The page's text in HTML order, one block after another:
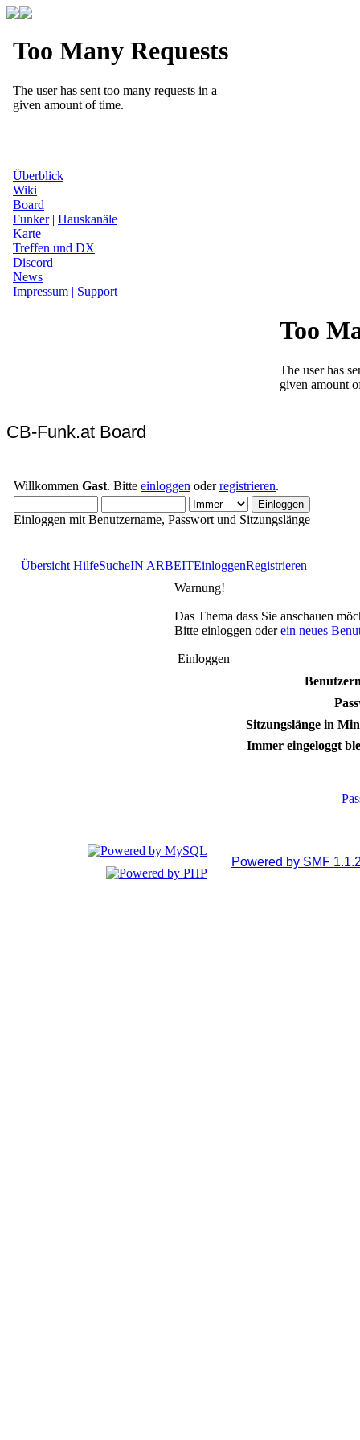
Überblick
Wiki
Board
Funker| Hauskanäle
Karte
Treffen und DX
Discord
News
Impressum | Support
CB-Funk.at Board
Willkommen Gast. Bitte einloggen oderregistrieren.
Einloggen mit Benutzername, Passwort und Sitzungslänge
Übersicht HilfeSucheIN ARBEITEinloggenRegistrieren
Warnung!
Das Thema dass Sie anschauen
Bitte einloggen oderein neues
Einloggen
Sitzungslänge in
Immer eingeloggt
Powered by SMF